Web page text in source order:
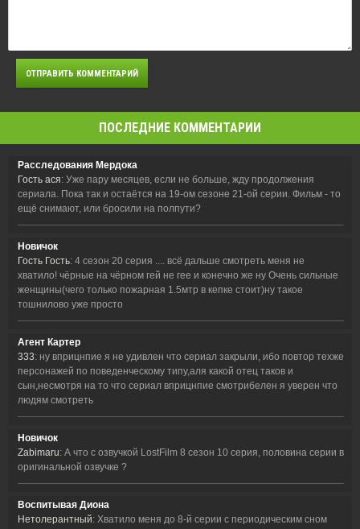
ПОСЛЕДНИЕ КОММЕНТАРИИ
Расследования Мердока
Гость ася: Уже пару месяцев, если не больше, жду продолжения
сериала. Пока так и остаётся на 19-ом сезоне 21-ой серии. Фильм - то
ещё снимают, или бросили на полпути?
Новичок
Гость Гость: 4 сезон 20 серия .... всё дальше смотреть меня не
хватило! чёрные на чёрном гей не гее и конечно же ну Очень сильные
женщины(чего только пожарная 1.5мтр в кепке стоит)ну такое
тошнилово уже просто
Агент Картер
333: ну вприцнпие я не удивлен что сериал закрыли, ибо повтор техже
персонажей по поведенческому типу,аля какой отец таков и
сын,несмотря на то что сериал вприцнпие смотрибелен я уверен что
людям смотреть
Новичок
Zabimaru: А что с озвучкой LostFilm 8 сезон 10 серия, половина серии в
оригинальной озвучке ?
Воспитывая Диона
Нетолерантный: Хватило меня до 8-й серии с периодическим сном